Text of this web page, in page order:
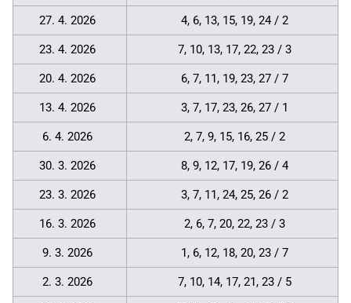
27. 4. 2026 4, 6, 13, 15, 19, 24 / 2
23. 4. 2026 7, 10, 13, 17, 22, 23 / 3
20. 4. 2026 6, 7, 11, 19, 23, 27 / 7
13. 4. 2026 3, 7, 17, 23, 26, 27 / 1
6. 4. 2026 2, 7, 9, 15, 16, 25 / 2
30. 3. 2026 8, 9, 12, 17, 19, 26 / 4
23. 3. 2026 3, 7, 11, 24, 25, 26 / 2
16. 3. 2026 2, 6, 7, 20, 22, 23 / 3
9. 3. 2026 1, 6, 12, 18, 20, 23 / 7
2. 3. 2026 7, 10, 14, 17, 21, 23 / 5